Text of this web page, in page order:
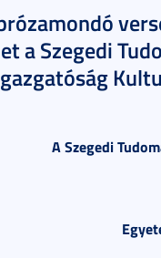
a Szegedi
A Szegedi